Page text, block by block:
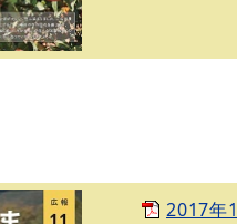
2017年